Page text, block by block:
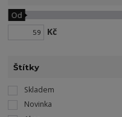
Kč
Od
Štítky
Skladem
Novinka